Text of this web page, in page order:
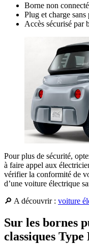
Borne non
Plug et charge
Accès sécurisé par
Pour plus de sécurité,
à faire appel aux
vérifier la conformité de
d’une voiture électrique
🔎 A découvrir : voiture
Sur les bornes
classiques Type